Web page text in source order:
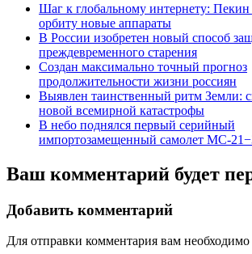
Шаг к глобальному интернету:
орбиту новые аппараты
В России изобретен новый способ
преждевременного старения
Создан максимально точный прогноз
продолжительности жизни россиян
Выявлен таинственный ритм Земли:
новой всемирной катастрофы
В небо поднялся первый серийный
импортозамещенный самолет МС-
Ваш комментарий будет
Добавить комментарий
Для отправки комментария вам необходимо